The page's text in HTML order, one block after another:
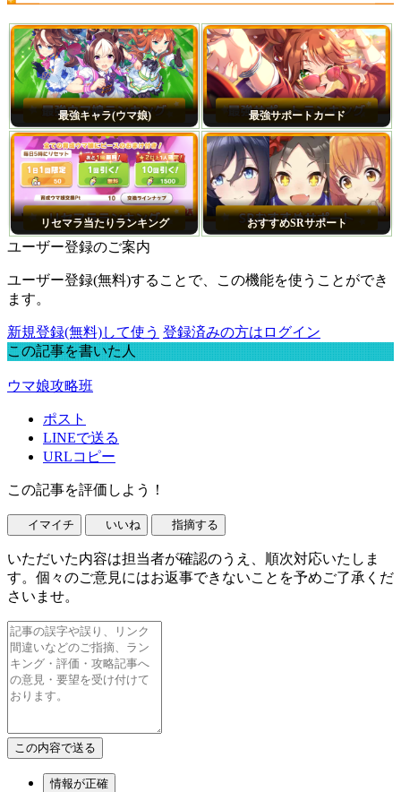
最強キャラ(ウマ娘) 最強サポートカード
リセマラ当たりランキング おすすめSRサポート
ユーザー登録のご案内
ユーザー登録(無料)することで、この機能を使うことができ
ます。
新規登録(無料)して使う 登録済みの方はログイン
この記事を書いた人
ウマ娘攻略班
ポスト
LINEで送る
URLコピー
この記事を評価しよう！
イマイチ いいね 指摘する
いただいた内容は担当者が確認のうえ、順次対応いたしま
す。個々のご意見にはお返事できないことを予めご了承くだ
さいませ。
情報が正確